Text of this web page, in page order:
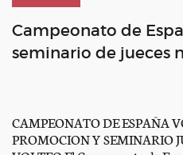
Campeonato de
seminario de jueces
CAMPEONATO DE ESPAÑA
PROMOCION Y SEMINARIO